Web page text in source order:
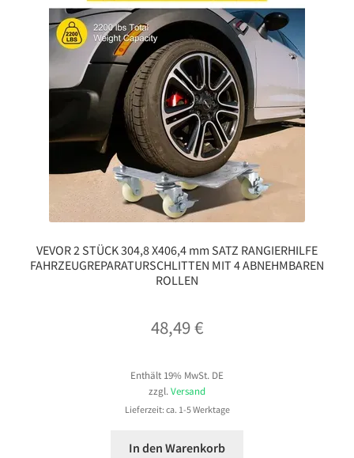
VEVOR 2 STÜCK 304,8 X406,4 mm SATZ RANGIERHILFE
FAHRZEUGREPARATURSCHLITTEN MIT 4 ABNEHMBAREN
ROLLEN
48,49€
Enthält 19% MwSt. DE
zzgl. Versand
Lieferzeit: ca. 1-5 Werktage
In den Warenkorb